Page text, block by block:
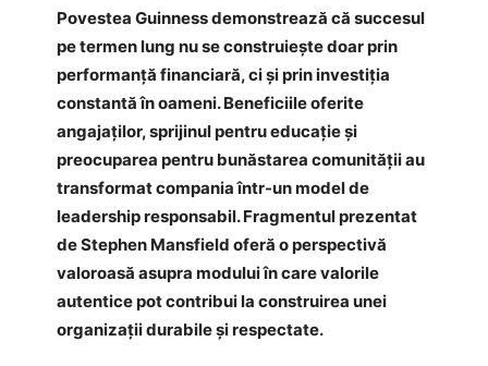
Povestea Guinness demonstrează că succesul
pe termen lung nu se construiește doar prin
performanță financiară, ci și prin investiția
constantă în oameni. Beneficiile oferite
angajaților, sprijinul pentru educație și
preocuparea pentru bunăstarea comunității au
transformat compania într-un model de
leadership responsabil. Fragmentul prezentat
de Stephen Mansfield oferă o perspectivă
valoroasă asupra modului în care valorile
autentice pot contribui la construirea unei
organizații durabile și respectate.